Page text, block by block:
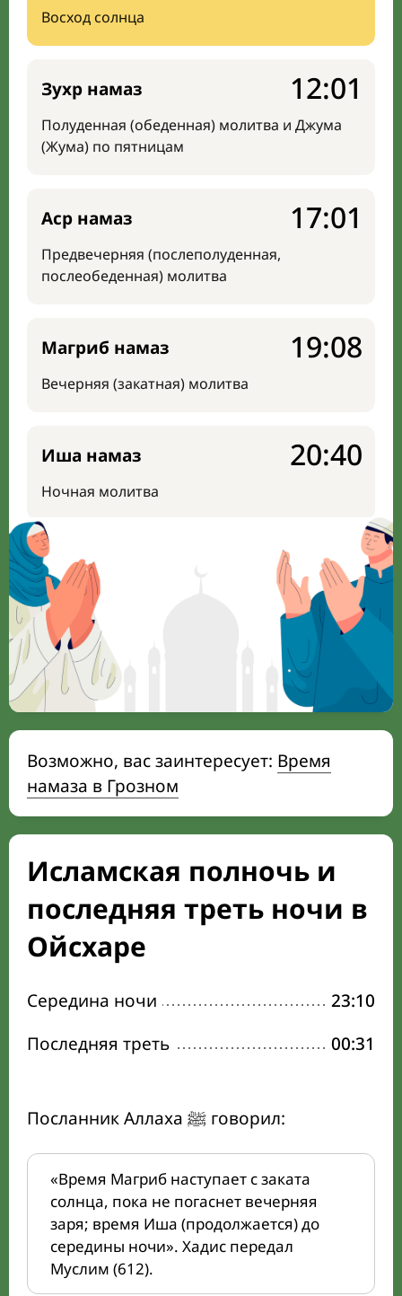
Восход солнца
Зухр намаз
Полуденная (обеденная) молитва и Джума
(Жума) по пятницам
12:01
Аср намаз
Предвечерняя (послеполуденная,
послеобеденная) молитва
17:01
Магриб намаз
Вечерняя (закатная) молитва
19:08
Иша намаз
Ночная молитва
20:40
Возможно, вас заинтересует: Время
намаза в Грозном
Исламская полночь и
последняя треть ночи в
Ойсхаре
Середина ночи
23:10
Последняя треть
00:31
Посланник Аллаха ﷺ говорил:
«Время Магриб наступает с заката
солнца, пока не погаснет вечерняя
заря; время Иша (продолжается) до
середины ночи». Хадис передал
Муслим (612).